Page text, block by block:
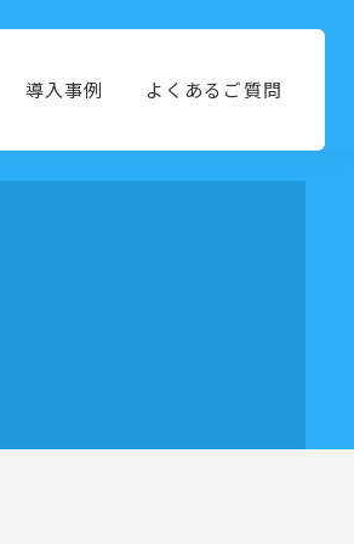
導入事例 よくあるご質問